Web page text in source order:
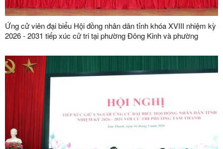
Ứng cử viên đại biểu Hội đồng nhân dân tỉnh khóa XVIII nhiệm kỳ
2026 - 2031 tiếp xúc cử tri tại phường Đông Kinh và phường